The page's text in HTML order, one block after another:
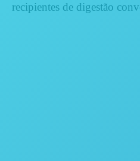
recipientes de digestão